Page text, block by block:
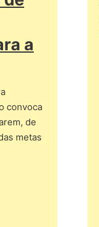
a
convoca
de
metas